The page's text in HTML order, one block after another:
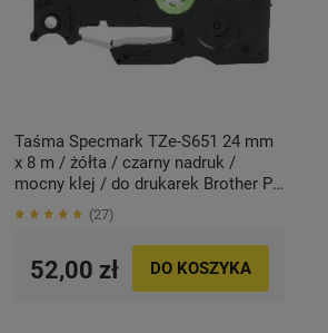
Taśma Specmark TZe-S651 24 mm
x 8 m / żółta / czarny nadruk /
mocny klej / do drukarek Brother P-
touch
27
52,00 zł DO KOSZYKA